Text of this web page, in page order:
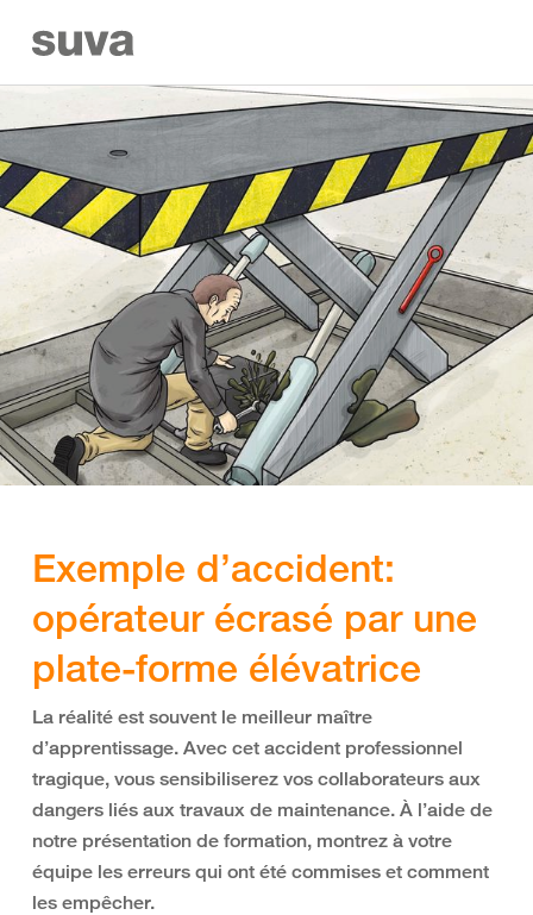
Exemple d’accident:
opérateur écrasé par une
plate-forme élévatrice
La réalité est souvent le meilleur maître
d’apprentissage. Avec cet accident professionnel
tragique, vous sensibiliserez vos collaborateurs aux
dangers liés aux travaux de maintenance. À l’aide de
notre présentation de formation, montrez à votre
équipe les erreurs qui ont été commises et comment
les empêcher.